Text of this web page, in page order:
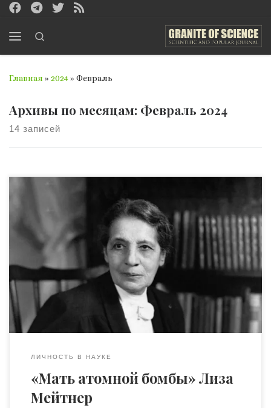
Перейти к содержимому
Главная » 2024» Февраль
Архивы по месяцам: Февраль 2024
14 записей
Говорят, она бежала от нацистов из Берлина с атомной
бомбой в чемодане. Лиза Мейтнер действительно
открыла процесс деления ядра урана, но вот
Нобелевскую премию за это получил ее соратник Отто
Ган. Она никогда не оспаривала это решение, будто
стыдясь своего открытия. Во время войны она
бойкотировала американский атомный проект, после
ЛИЧНОСТЬ В НАУКЕ
«Мать атомной бомбы» Лиза
Мейтнер